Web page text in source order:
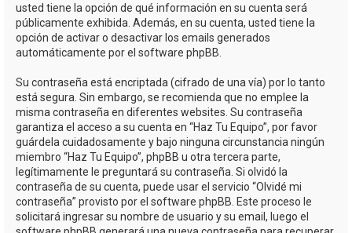
usted tiene la opción de qué información en su cuenta será
públicamente exhibida. Además, en su cuenta, usted tiene la
opción de activar o desactivar los emails generados
automáticamente por el software phpBB.
Su contraseña está encriptada (cifrado de una vía) por lo tanto
está segura. Sin embargo, se recomienda que no emplee la
misma contraseña en diferentes websites. Su contraseña
garantiza el acceso a su cuenta en “Haz Tu Equipo”, por favor
guárdela cuidadosamente y bajo ninguna circunstancia ningún
miembro “Haz Tu Equipo”, phpBB u otra tercera parte,
legítimamente le preguntará su contraseña. Si olvidó la
contraseña de su cuenta, puede usar el servicio “Olvidé mi
contraseña” provisto por el software phpBB. Este proceso le
solicitará ingresar su nombre de usuario y su email, luego el